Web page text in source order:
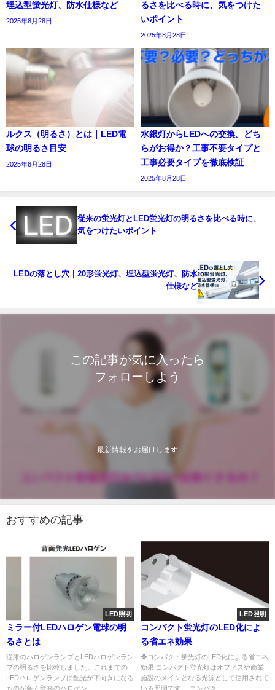
埋込型蛍光灯、防水仕様など
2025年8月28日
るさを比べる時に、気をつけた
いポイント
2025年8月28日
ルクス（明るさ）とは｜LED電
球の明るさ目安
2025年8月28日
水銀灯からLEDへの交換。どち
らがお得か？工事不要タイプと
工事必要タイプを徹底検証
2025年8月28日
従来の蛍光灯とLED蛍光灯の明るさを比べる時に、
気をつけたいポイント
LEDの落とし穴｜20形蛍光灯、埋込型蛍光灯、防水
仕様など
この記事が気に入ったら
フォローしよう
最新情報をお届けします
おすすめの記事
LED照明
ミラー付LEDハロゲン電球の明
るさとは
従来のハロゲンランプとLEDハロゲンラン
プの明るさを比較しました。これまでの
LEDハロゲンランプは配光が下向きになる
ものが多く従来のハロゲン...
LED照明
コンパクト蛍光灯のLED化によ
る省エネ効果
❖コンパクト蛍光灯のLED化による省エネ
効果 コンパクト蛍光灯はオフィスや商業
施設のメインとなる光源として使用されて
いる照明です。 コンパク...